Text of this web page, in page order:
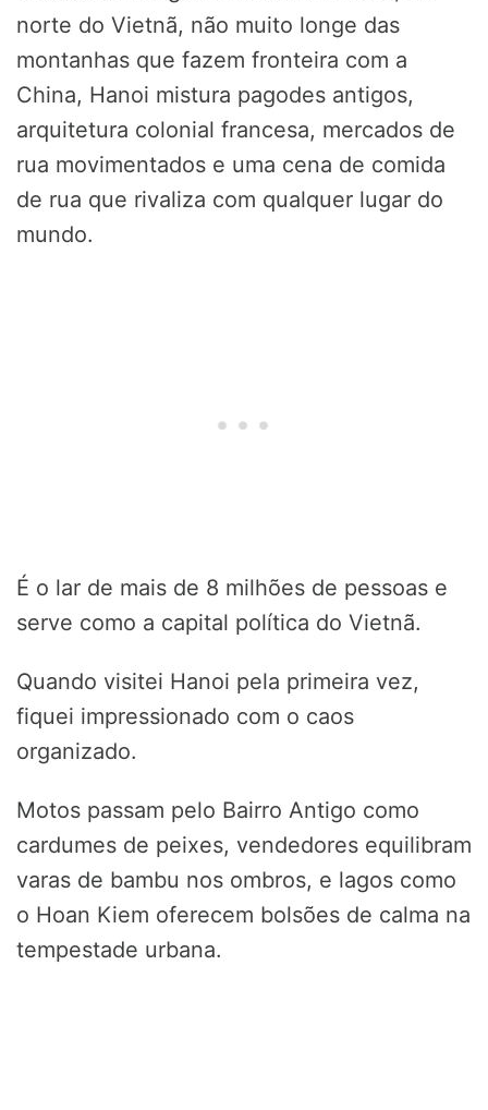
norte do Vietnã, não muito longe das
montanhas que fazem fronteira com a
China, Hanoi mistura pagodes antigos,
arquitetura colonial francesa, mercados de
rua movimentados e uma cena de comida
de rua que rivaliza com qualquer lugar do
mundo.
É o lar de mais de 8 milhões de pessoas e
serve como a capital política do Vietnã.
Quando visitei Hanoi pela primeira vez,
fiquei impressionado com o caos
organizado.
Motos passam pelo Bairro Antigo como
cardumes de peixes, vendedores equilibram
varas de bambu nos ombros, e lagos como
o Hoan Kiem oferecem bolsões de calma na
tempestade urbana.